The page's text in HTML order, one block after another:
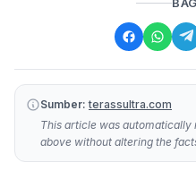
Sumber: terassultra.com
This article was automatically
above without altering the